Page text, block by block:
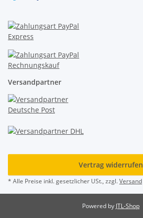
Versandpartner
Vertrag widerrufen
* Alle Preise inkl. gesetzlicher USt., zzgl.Versand
Powered by JTL-Shop